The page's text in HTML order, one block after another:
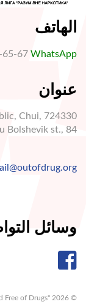
الهاتف
65-67 WhatsApp
عنوان
Chui, 724330
Bolshevik st., 84
وسائل
© World League "Mind Free of Drugs" 2026